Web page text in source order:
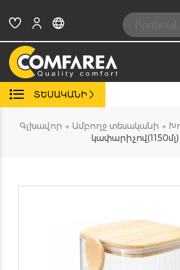
content
Search:
ՏԵՍԱԿԱՆԻ
Գլխավոր → Ամբողջ տեսականի →
կափարիչով(1150մլ)